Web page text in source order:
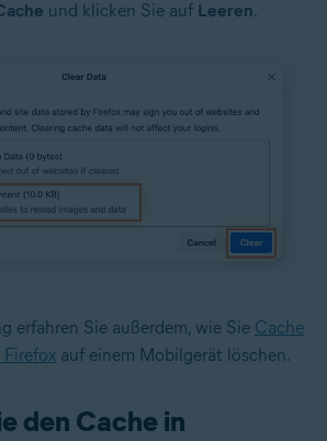
und klicken Sie auf Leeren.
erfahren Sie außerdem, wie Sie Cache
auf einem Mobilgerät löschen.
den Cache in